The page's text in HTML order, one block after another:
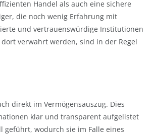
Handel als auch eine sichere
die noch wenig Erfahrung mit
und vertrauenswürdige Institutionen
verwahrt werden, sind in der Regel
direkt im Vermögensauszug. Dies
klar und transparent aufgelistet
geführt, wodurch sie im Falle eines